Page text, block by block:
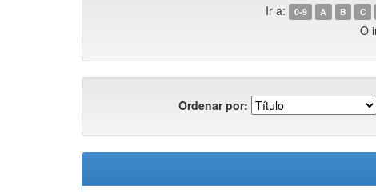
Ir a: 0-9 A B C
O
Ordenar por: